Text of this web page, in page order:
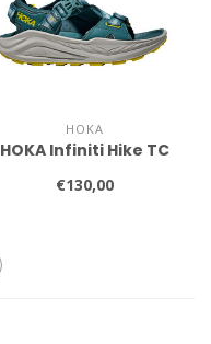
HOKA
HOKA Infiniti Hike TC
€130,00